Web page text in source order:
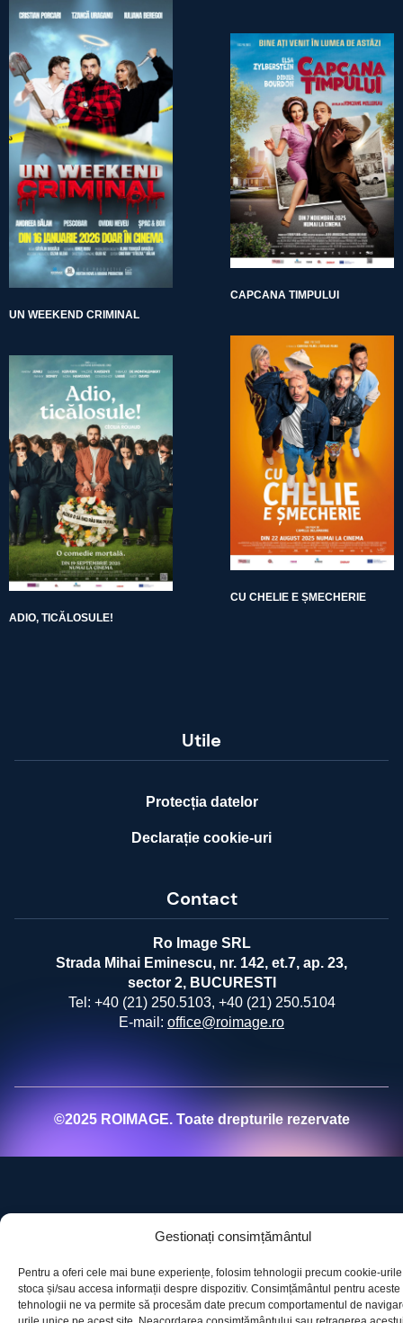
Gestionați consimțământul
Pentru a oferi cele mai bune experiențe, folosim tehnologii precum cookie-
stoca și/sau accesa informații despre dispozitiv. Consimțământul pentru aceste
tehnologii ne va permite să procesăm date precum comportamentul de
UN WEEKEND CRIMINAL
CAPCANA TIMPULUI
ADIO, TICĂLOSULE!
CU CHELIE E ȘMECHERIE
Utile
Protecția datelor
Declarație cookie-uri
Contact
Ro Image SRL
Strada Mihai Eminescu, nr. 142, et.7, ap. 23,
sector 2, BUCURESTI
Tel: +40 (21) 250.5103, +40 (21) 250.5104
E-mail: office@roimage.ro
©2025 ROIMAGE. Toate drepturile rezervate